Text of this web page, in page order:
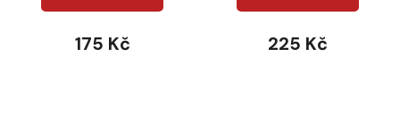
175 Kč 225 Kč